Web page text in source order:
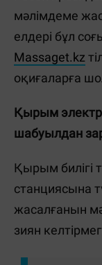
мәлімдеме
елдері бұл
Massaget.kz
оқиғаларға
Қырым
шабуылдан
Қырым билігі
станциясына
жасалғанын
зиян